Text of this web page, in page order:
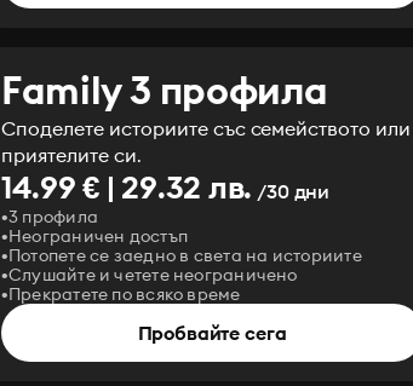
Family 3 профила
Споделете историите със семейството или
приятелите си.
14.99 € | 29.32 лв. /30 дни
3 профила
Неограничен достъп
Потопете се заедно в света на историите
Слушайте и четете неограничено
Прекратете по всяко време
Пробвайте сега